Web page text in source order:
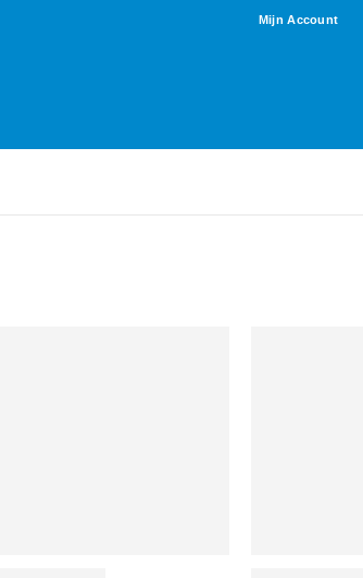
Mijn Account